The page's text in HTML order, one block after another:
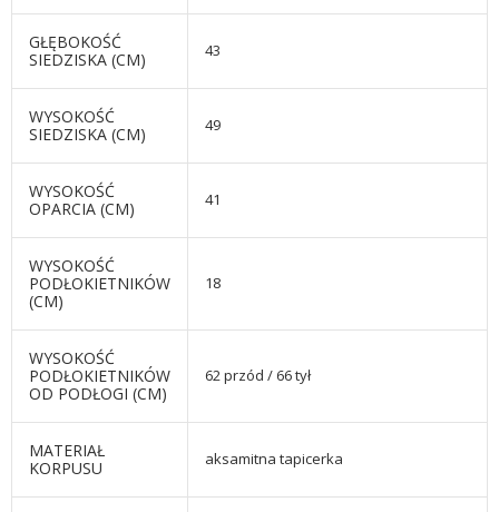
GŁĘBOKOŚĆ
SIEDZISKA (CM)
43
WYSOKOŚĆ
SIEDZISKA (CM)
49
WYSOKOŚĆ
OPARCIA (CM)
41
WYSOKOŚĆ
PODŁOKIETNIKÓW
(CM)
18
WYSOKOŚĆ
PODŁOKIETNIKÓW
OD PODŁOGI (CM)
62 przód / 66 tył
MATERIAŁ
KORPUSU
aksamitna tapicerka